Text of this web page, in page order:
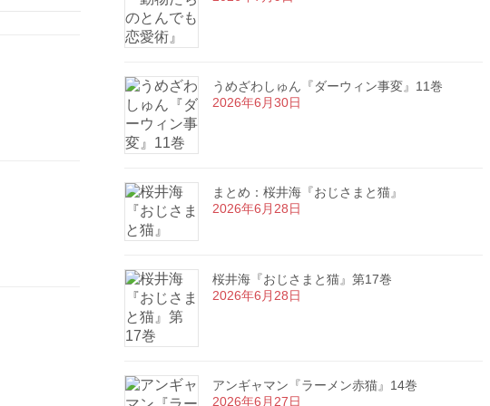
うめざわしゅん『ダーウィン事変』11巻
2026年6月30日
まとめ：桜井海『おじさまと猫』
2026年6月28日
桜井海『おじさまと猫』第17巻
2026年6月28日
アンギャマン『ラーメン赤猫』14巻
2026年6月27日